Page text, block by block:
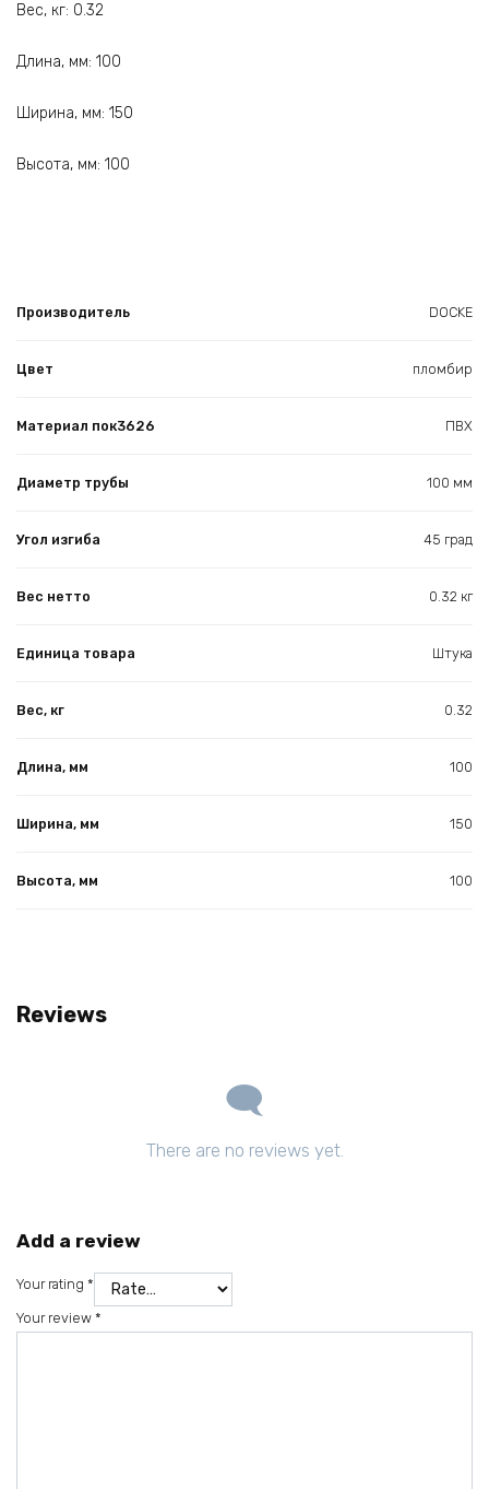
Вес, кг: 0.32
Длина, мм: 100
Ширина, мм: 150
Высота, мм: 100
Производитель DOCKE
Цвет пломбир
Материал пок3626 ПВХ
Диаметр трубы 100 мм
Угол изгиба 45 град
Вес нетто 0.32 кг
Единица товара Штука
Вес, кг 0.32
Длина, мм 100
Ширина, мм 150
Высота, мм 100
Reviews
There are no reviews yet.
Add a review
Your rating *
Your review *